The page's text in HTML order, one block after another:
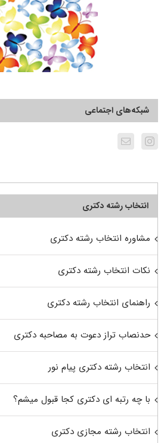
شبکه‌های اجتماعی
انتخاب رشته دکتری
مشاوره انتخاب رشته دکتری
نکات انتخاب رشته دکتری
راهنمای انتخاب رشته دکتری
حدنصاب تراز دعوت به مصاحبه دکتری
انتخاب رشته دکتری پیام نور
با چه رتبه ای دکتری کجا قبول میشم؟
انتخاب رشته مجازی دکتری